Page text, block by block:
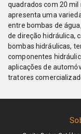
quadrados com 20 mil
apresenta uma
entre bombas de
de direção hidráulica,
bombas hidráulicas,
componentes
aplicações de
tratores